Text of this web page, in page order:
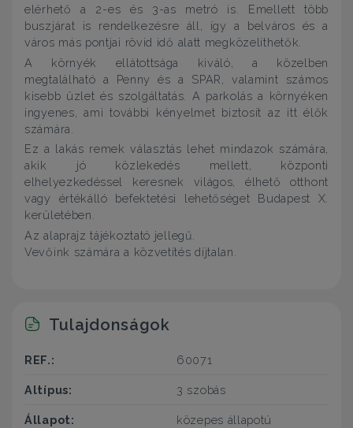
elérhető a 2-es és 3-as metró is. Emellett több
buszjárat is rendelkezésre áll, így a belváros és a
város más pontjai rövid idő alatt megközelíthetők.
A környék ellátottsága kiváló, a közelben
megtalálható a Penny és a SPAR, valamint számos
kisebb üzlet és szolgáltatás. A parkolás a környéken
ingyenes, ami további kényelmet biztosít az itt élők
számára.
Ez a lakás remek választás lehet mindazok számára,
akik jó közlekedés mellett, központi
elhelyezkedéssel keresnek világos, élhető otthont
vagy értékálló befektetési lehetőséget Budapest X.
kerületében.
Az alaprajz tájékoztató jellegű.
Vevőink számára a közvetítés díjtalan.
Tulajdonságok
REF.: 60071
Altípus: 3 szobás
Állapot: közepes állapotú